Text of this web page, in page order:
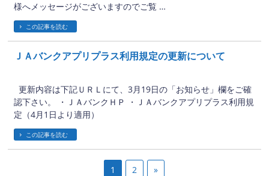
様へメッセージがございますのでご覧 …
この記事を読む
ＪＡバンクアプリプラス利用規定の更新について
更新内容は下記ＵＲＬにて、3月19日の「お知らせ」欄をご確
認下さい。 ・ＪＡバンクＨＰ ・ＪＡバンクアプリプラス利用規
定（4月1日より適用）
この記事を読む
1 2 »